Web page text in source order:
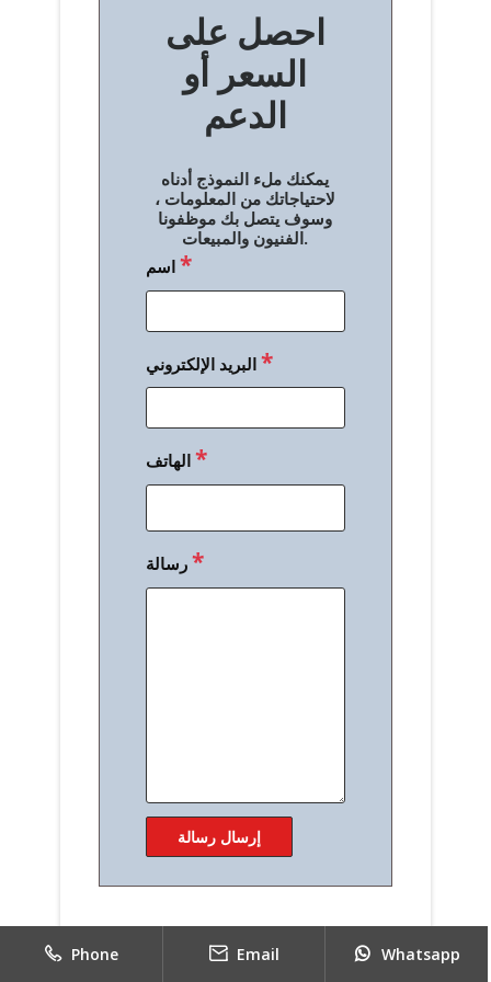
احصل على
السعر أو
الدعم
يمكنك ملء النموذج أدناه
لاحتياجاتك من المعلومات ،
وسوف يتصل بك موظفونا
الفنيون والمبيعات.
اسم*
البريد الإلكتروني*
الهاتف*
رسالة*
Phone Email Whatsapp